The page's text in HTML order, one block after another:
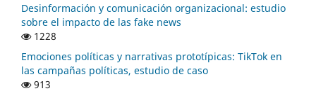
Desinformación y comunicación organizacional: estudio
sobre el impacto de las fake news
1228
Emociones políticas y narrativas prototípicas: TikTok en
las campañas políticas, estudio de caso
913